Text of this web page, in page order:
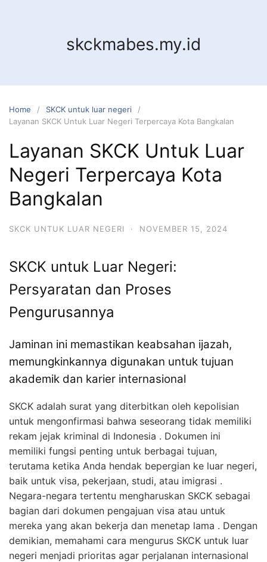
skckmabes.my.id
Home
SKCK untuk luar negeri
Layanan SKCK Untuk Luar Negeri Terpercaya Kota Bangkalan
Layanan SKCK Untuk Luar
Negeri Terpercaya Kota
Bangkalan
SKCK UNTUK LUAR NEGERI · NOVEMBER 15, 2024
SKCK untuk Luar Negeri:
Persyaratan dan Proses
Pengurusannya
Jaminan ini memastikan keabsahan ijazah,
memungkinkannya digunakan untuk tujuan
akademik dan karier internasional
SKCK adalah surat yang diterbitkan oleh kepolisian
untuk mengonfirmasi bahwa seseorang tidak memiliki
rekam jejak kriminal di Indonesia . Dokumen ini
memiliki fungsi penting untuk berbagai tujuan,
terutama ketika Anda hendak bepergian ke luar negeri,
baik untuk visa, pekerjaan, studi, atau imigrasi .
Negara-negara tertentu mengharuskan SKCK sebagai
bagian dari dokumen pengajuan visa atau untuk
mereka yang akan bekerja dan menetap lama . Dengan
demikian, memahami cara mengurus SKCK untuk luar
negeri menjadi prioritas agar perjalanan internasional